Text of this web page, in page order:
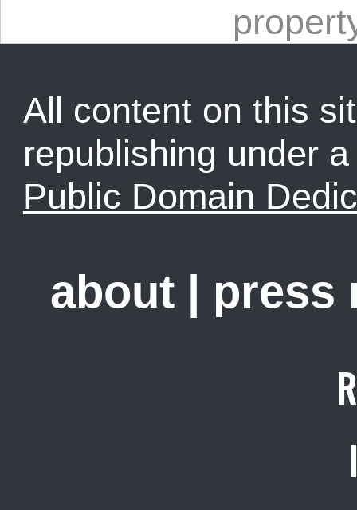
All content on this
republishing under
Public Domain
about | press